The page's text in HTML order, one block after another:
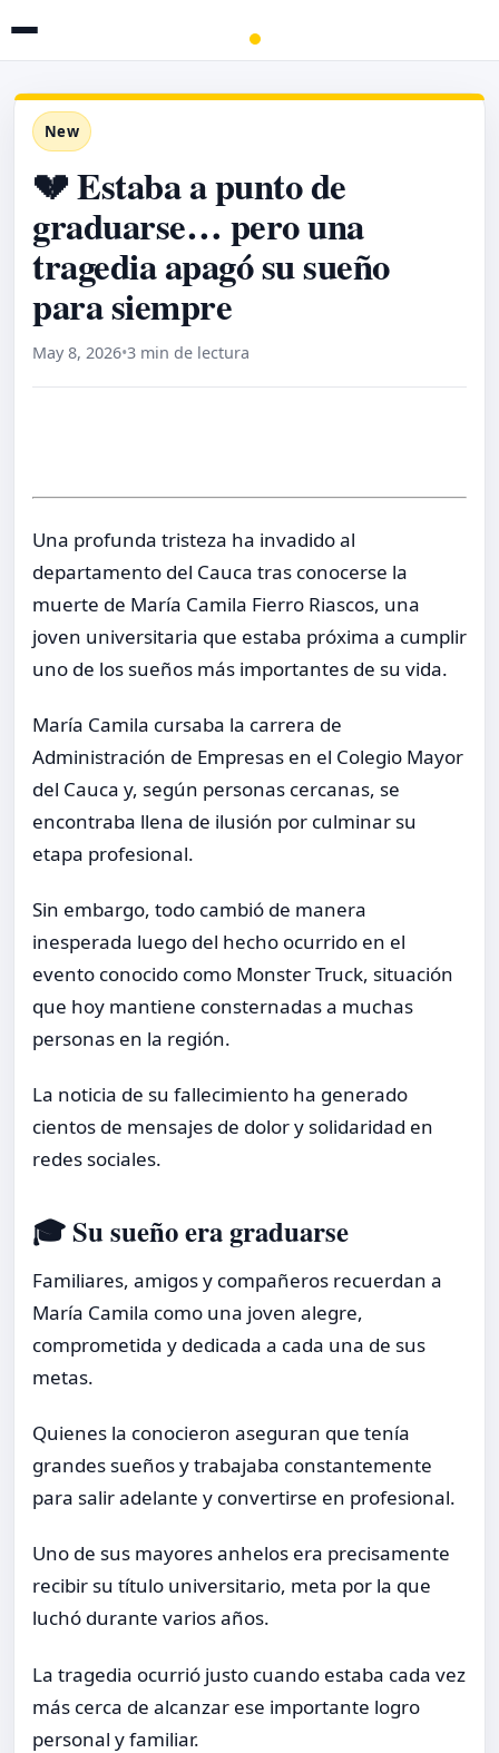
New
💔 Estaba a punto de
graduarse… pero una
tragedia apagó su sueño
para siempre
May 8, 2026•3 min de lectura
Una profunda tristeza ha invadido al
departamento del Cauca tras conocerse la
muerte de María Camila Fierro Riascos, una
joven universitaria que estaba próxima a cumplir
uno de los sueños más importantes de su vida.
María Camila cursaba la carrera de
Administración de Empresas en el Colegio Mayor
del Cauca y, según personas cercanas, se
encontraba llena de ilusión por culminar su
etapa profesional.
Sin embargo, todo cambió de manera
inesperada luego del hecho ocurrido en el
evento conocido como Monster Truck, situación
que hoy mantiene consternadas a muchas
personas en la región.
La noticia de su fallecimiento ha generado
cientos de mensajes de dolor y solidaridad en
redes sociales.
🎓 Su sueño era graduarse
Familiares, amigos y compañeros recuerdan a
María Camila como una joven alegre,
comprometida y dedicada a cada una de sus
metas.
Quienes la conocieron aseguran que tenía
grandes sueños y trabajaba constantemente
para salir adelante y convertirse en profesional.
Uno de sus mayores anhelos era precisamente
recibir su título universitario, meta por la que
luchó durante varios años.
La tragedia ocurrió justo cuando estaba cada vez
más cerca de alcanzar ese importante logro
personal y familiar.